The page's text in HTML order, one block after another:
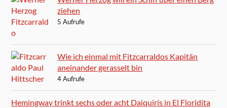
ziehen
5 Aufrufe
Wie ich einmal mit Fitzcarraldos Kapitän
aneinander gerasselt bin
4 Aufrufe
Hemingway trinkt sechs oder acht Daiquirís in El Floridita